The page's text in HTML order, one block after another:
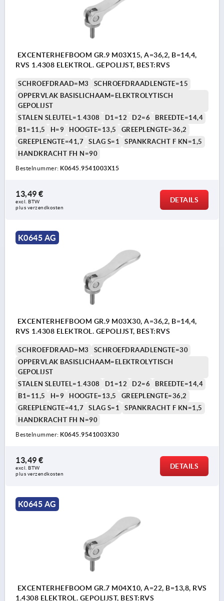
EXCENTERHEFBOOM GR.9 M03X15, A=36,2, B=14,4,
RVS 1.4308 ELEKTROL. GEPOLIJST, BEST:RVS
SCHROEFDRAAD=M3
SCHROEFDRAADLENGTE=15
OPPERVLAK BASISLICHAAM=ELEKTROLYTISCH
GEPOLIJST
STALEN SLEUTEL=1.4308
D1=12 D2=6
BREEDTE=14,4
B1=11,5
H=9 HOOGTE=13,5
GREEPLENGTE=36,2
GREEPLENGTE=41,7
SLAG S=1
SPANKRACHT F KN=1,5
HANDKRACHT FH N=90
Bestelnummer: K0645.9541003X15
13,49 €
excl. BTW
plus verzendkosten
DETAILS
K0645 AG
EXCENTERHEFBOOM GR.9 M03X30, A=36,2, B=14,4,
RVS 1.4308 ELEKTROL. GEPOLIJST, BEST:RVS
SCHROEFDRAAD=M3
SCHROEFDRAADLENGTE=30
OPPERVLAK BASISLICHAAM=ELEKTROLYTISCH
GEPOLIJST
STALEN SLEUTEL=1.4308
D1=12 D2=6
BREEDTE=14,4
B1=11,5
H=9 HOOGTE=13,5
GREEPLENGTE=36,2
GREEPLENGTE=41,7
SLAG S=1
SPANKRACHT F KN=1,5
HANDKRACHT FH N=90
Bestelnummer: K0645.9541003X30
13,49 €
excl. BTW
plus verzendkosten
DETAILS
K0645 AG
EXCENTERHEFBOOM GR.7 M04X10, A=22, B=13,8, RVS
1.4308 ELEKTROL. GEPOLIJST, BEST:RVS